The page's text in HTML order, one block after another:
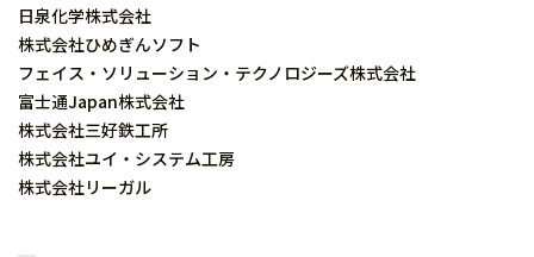
日泉化学株式会社
株式会社ひめぎんソフト
フェイス・ソリューション・テクノロジーズ株式会社
富士通Japan株式会社
株式会社三好鉄工所
株式会社ユイ・システム工房
株式会社リーガル